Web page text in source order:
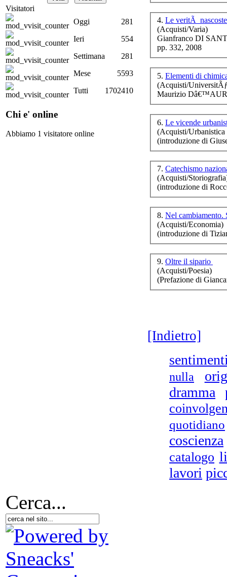
I
Il
Il
Visitatori
Oggi
281
Ieri
554
Settimana
281
Mese
5593
Tutti
1702410
Chi e' online
Abbiamo 1 visitatore online
4. Le veritÃ
(Acquisti/Varia)
Gianfranco DI
pp. 332, 2008
5. Elementi di
(Acquisti/
Maurizio
6. Le vicende
(Acquisti/Urbanistica
(introduzione di
7. Catechismo
(Acquisti/
(introduzione di
8. Nel cambiamento.
(Acquisti/Economia)
(introduzione di
9. Oltre il sipario
(Acquisti/Poesia)
(Prefazione di
[Indietro]
nulla
dramma
quotidiano
coscienza
catalogo
lavori
Cerca...